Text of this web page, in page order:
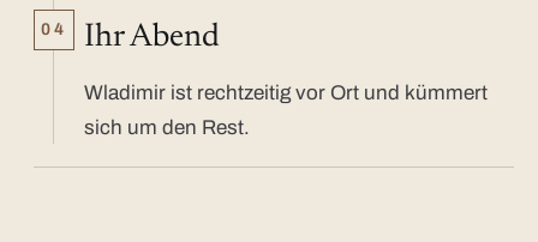
04 Ihr Abend
Wladimir ist rechtzeitig vor Ort und kümmert
sich um den Rest.